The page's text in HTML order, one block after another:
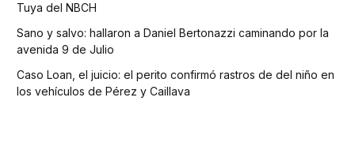
Tuya del NBCH
Sano y salvo: hallaron a Daniel Bertonazzi caminando por la
avenida 9 de Julio
Caso Loan, el juicio: el perito confirmó rastros de del niño en
los vehículos de Pérez y Caillava